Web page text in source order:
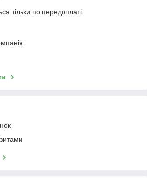
тільки по передоплаті.